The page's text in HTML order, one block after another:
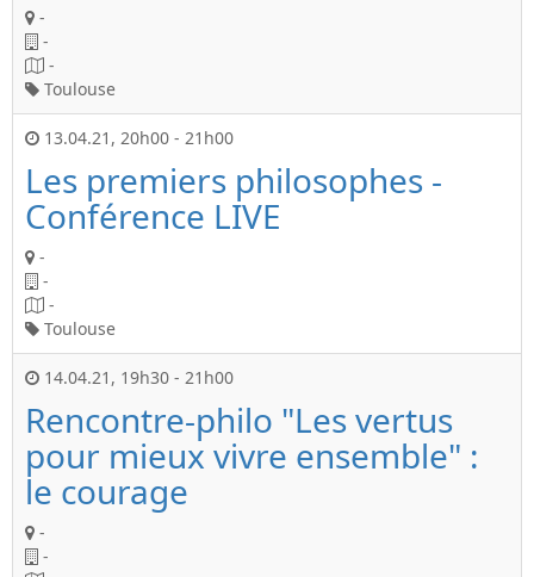
-
-
-
Toulouse
13.04.21 , 20h00 - 21h00
Les premiers philosophes -
Conférence LIVE
-
-
-
Toulouse
14.04.21 , 19h30 - 21h00
Rencontre-philo "Les vertus
pour mieux vivre ensemble" :
le courage
-
-